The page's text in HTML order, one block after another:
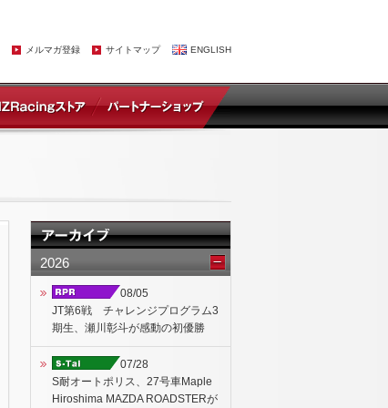
メルマガ登録 サイトマップ ENGLISH
2026
08/05
JT第6戦 チャレンジプログラム3
期生、瀬川彰斗が感動の初優勝
07/28
S耐オートポリス、27号車Maple
Hiroshima MAZDA ROADSTERが